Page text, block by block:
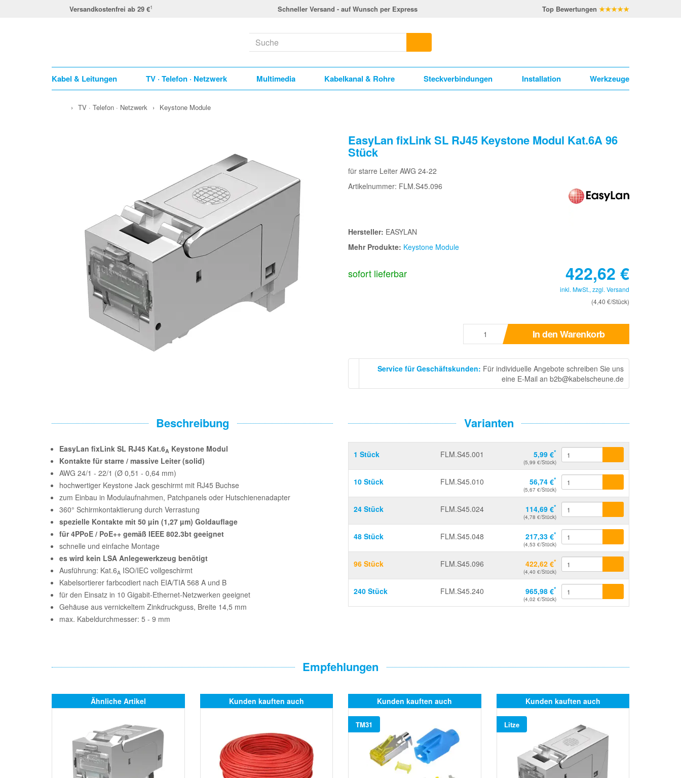
Versandkostenfrei ab 29 €1 Schneller Versand - auf Wunsch per Express Top Bewertungen ★★★★★
Kabel & Leitungen TV · Telefon · Netzwerk Multimedia Kabelkanal & Rohre Steckverbindungen Installation Werkzeuge
› TV · Telefon · Netzwerk › Keystone Module
EasyLan fixLink SL RJ45 Keystone Modul Kat.6A 96
Stück
für starre Leiter AWG 24-22
Artikelnummer: FLM.S45.096
Hersteller: EASYLAN
Mehr Produkte: Keystone Module
sofort lieferbar 422,62 €
inkl. MwSt., zzgl. Versand
(4,40 €/Stück)
In den Warenkorb
Service für Geschäftskunden: Für individuelle Angebote schreiben Sie uns
eine E-Mail an b2b@kabelscheune.de
Varianten
1 Stück FLM.S45.001 5,99 €*
(5,99 €/Stück)
10 Stück FLM.S45.010 56,74 €*
(5,67 €/Stück)
24 Stück FLM.S45.024 114,69 €*
(4,78 €/Stück)
48 Stück FLM.S45.048 217,33 €*
(4,53 €/Stück)
96 Stück FLM.S45.096 422,62 €*
(4,40 €/Stück)
240 Stück FLM.S45.240 965,98 €*
(4,02 €/Stück)
Beschreibung
EasyLan fixLink SL RJ45 Kat.6A Keystone Modul
Kontakte für starre / massive Leiter (solid)
AWG 24/1 - 22/1 (Ø 0,51 - 0,64 mm)
hochwertiger Keystone Jack geschirmt mit RJ45 Buchse
zum Einbau in Modulaufnahmen, Patchpanels oder Hutschienenadapter
360° Schirmkontaktierung durch Verrastung
spezielle Kontakte mit 50 µin (1,27 µm) Goldauflage
für 4PPoE / PoE++ gemäß IEEE 802.3bt geeignet
schnelle und einfache Montage
es wird kein LSA Anlegewerkzeug benötigt
Ausführung: Kat.6A ISO/IEC vollgeschirmt
Kabelsortierer farbcodiert nach EIA/TIA 568 A und B
für den Einsatz in 10 Gigabit-Ethernet-Netzwerken geeignet
Gehäuse aus vernickeltem Zinkdruckguss, Breite 14,5 mm
max. Kabeldurchmesser: 5 - 9 mm
Empfehlungen
Ähnliche Artikel Kunden kauften auch Kunden kauften auch
TM31
Kunden kauften auch
Litze